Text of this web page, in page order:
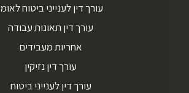
עורך דין לענייני ביטוח
עורך דין תאונות עבודה
אחריות מעבידים
עורך דין נזיקין
עורך דין לענייני ביטוח